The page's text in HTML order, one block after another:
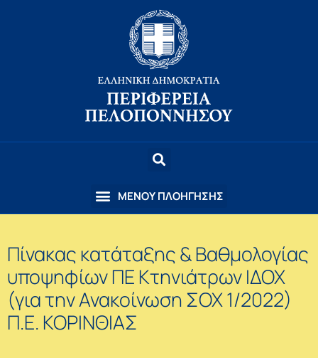
Πίνακας κατάταξης & Βαθμολογίας
υποψηφίων ΠΕ Κτηνιάτρων ΙΔΟΧ
(για την Ανακοίνωση ΣΟΧ 1/2022)
Π.Ε. ΚΟΡΙΝΘΙΑΣ